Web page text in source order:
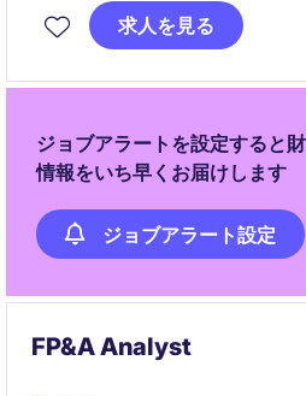
に連携しながら、成長中のイ
ネスを財務面から支えていただ
求人を見る
ジョブアラートを設定すると
情報をいち早くお届けします
ジョブアラート設定
FP&A Analyst